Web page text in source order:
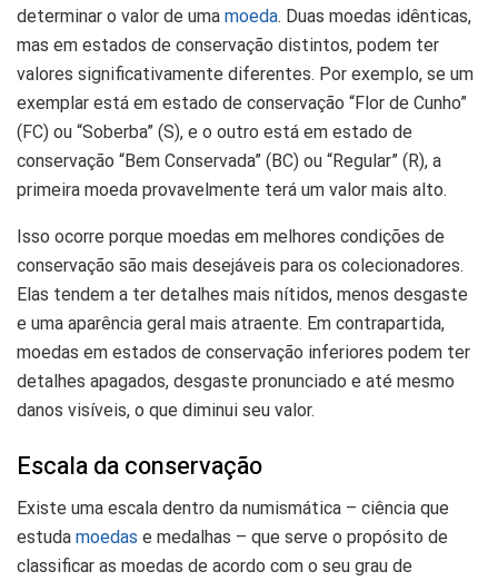
determinar o valor de uma moeda. Duas moedas idênticas,
mas em estados de conservação distintos, podem ter
valores significativamente diferentes. Por exemplo, se um
exemplar está em estado de conservação “Flor de Cunho”
(FC) ou “Soberba” (S), e o outro está em estado de
conservação “Bem Conservada” (BC) ou “Regular” (R), a
primeira moeda provavelmente terá um valor mais alto.
Isso ocorre porque moedas em melhores condições de
conservação são mais desejáveis ​​para os colecionadores.
Elas tendem a ter detalhes mais nítidos, menos desgaste
e uma aparência geral mais atraente. Em contrapartida,
moedas em estados de conservação inferiores podem ter
detalhes apagados, desgaste pronunciado e até mesmo
danos visíveis, o que diminui seu valor.
Escala da conservação
Existe uma escala dentro da numismática – ciência que
estuda moedas e medalhas – que serve o propósito de
classificar as moedas de acordo com o seu grau de